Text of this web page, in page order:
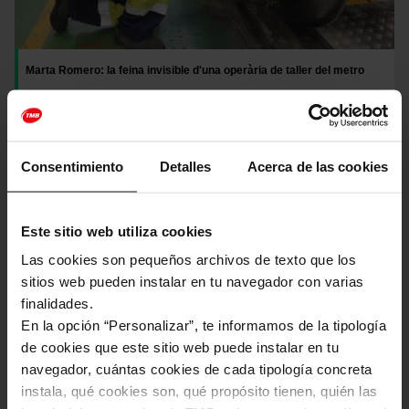
Consentimiento Detalles Acerca de las cookies
Este sitio web utiliza cookies
Las cookies son pequeños archivos de texto que los
sitios web pueden instalar en tu navegador con varias
finalidades.
En la opción “Personalizar”, te informamos de la tipología
de cookies que este sitio web puede instalar en tu
navegador, cuántas cookies de cada tipología concreta
instala, qué cookies son, qué propósito tienen, quién las
Marta Romero: la feina invisible d'una operària de taller del metro
En xarxa